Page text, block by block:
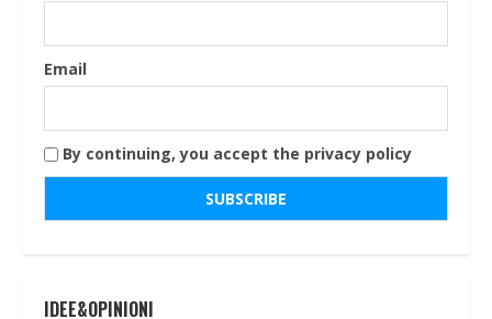
Email
By continuing, you accept the privacy policy
IDEE&OPINIONI